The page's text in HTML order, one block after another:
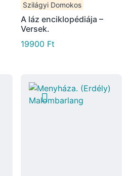
Szilágyi Domokos
A láz enciklopédiája –
Versek.
19900 Ft